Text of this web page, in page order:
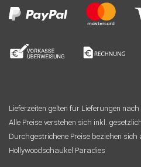
Lieferzeiten gelten für Lieferungen
Alle Preise verstehen sich inkl.
Durchgestrichene Preise beziehen
Hollywoodschaukel Paradies